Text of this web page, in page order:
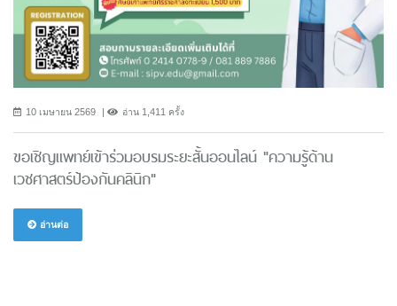
10 เมษายน 2569 อ่าน 1,411 ครั้ง
ขอเชิญแพทย์เข้าร่วมอบรมระยะสั้นออนไลน์ "ความรู้ด้าน
เวชศาสตร์ป้องกันคลินิก"
อ่านต่อ